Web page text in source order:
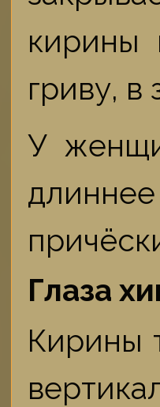
кирины
гриву, в
У
Глаза
Кирины